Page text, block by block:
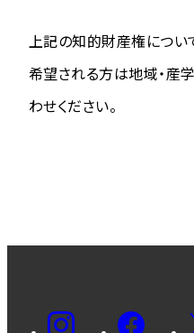
上記の知的財産権につい
希望される方は地域・産
わせください。